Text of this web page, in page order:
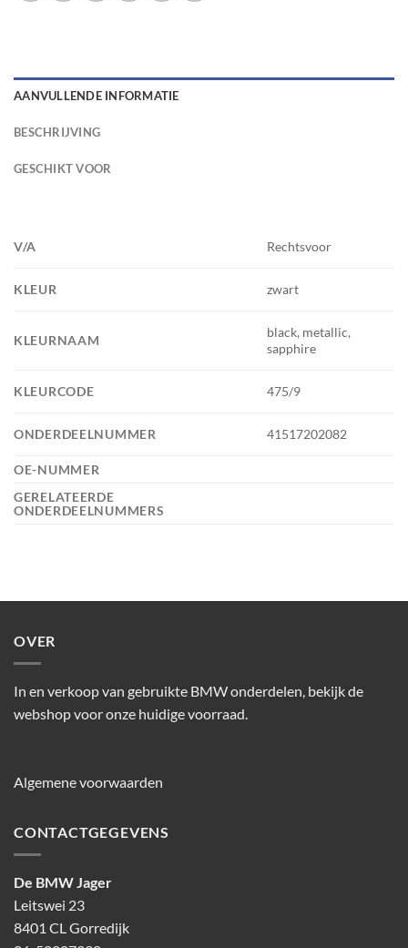
AANVULLENDE INFORMATIE
BESCHRIJVING
GESCHIKT VOOR
V/A Rechtsvoor
KLEUR zwart
KLEURNAAM
black, metallic,
sapphire
KLEURCODE 475/9
ONDERDEELNUMMER 41517202082
OE-NUMMER
GERELATEERDE
ONDERDEELNUMMERS
OVER
In en verkoop van gebruikte BMW onderdelen, bekijk de
webshop voor onze huidige voorraad.
Algemene voorwaarden
CONTACTGEGEVENS
De BMW Jager
Leitswei 23
8401 CL Gorredijk